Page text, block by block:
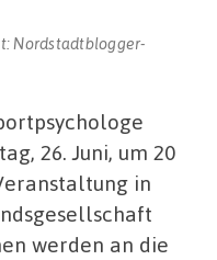
Nordstadtblogger-
26. Juni, um 20
in
werden an die